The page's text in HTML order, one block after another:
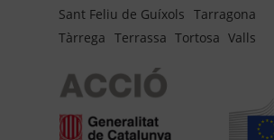
Sant Feliu de Guíxols Tarragona
Tàrrega Terrassa Tortosa Valls